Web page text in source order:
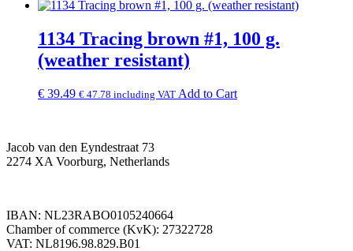
1134 Tracing brown #1, 100 g.
(weather resistant)
€ 39.49 € 47.78 including VAT Add to Cart
Jacob van den Eyndestraat 73
2274 XA Voorburg, Netherlands
IBAN: NL23RABO0105240664
Chamber of commerce (KvK): 27322728
VAT: NL8196.98.829.B01